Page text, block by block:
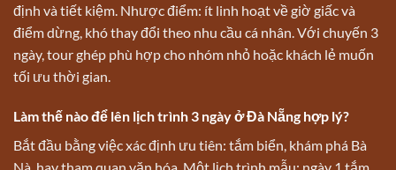
định và tiết kiệm. Nhược điểm: ít linh hoạt về giờ giấc và
điểm dừng, khó thay đổi theo nhu cầu cá nhân. Với chuyến 3
ngày, tour ghép phù hợp cho nhóm nhỏ hoặc khách lẻ muốn
tối ưu thời gian.
Làm thế nào để lên lịch trình 3 ngày ở Đà Nẵng hợp lý?
Bắt đầu bằng việc xác định ưu tiên: tắm biển, khám phá Bà